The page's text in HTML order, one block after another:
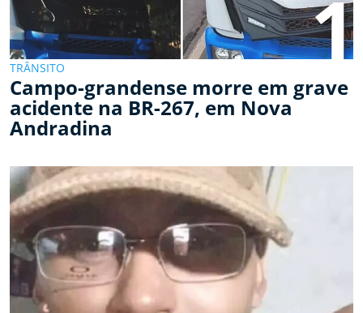
1
TRÂNSITO
Campo-grandense morre em grave
acidente na BR-267, em Nova
Andradina